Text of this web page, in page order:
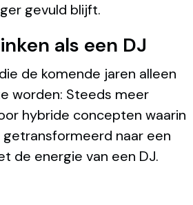
gevuld blijft.
als een DJ
de komende jaren alleen
worden: Steeds meer
hybride concepten waarin
naar een
de energie van een DJ.